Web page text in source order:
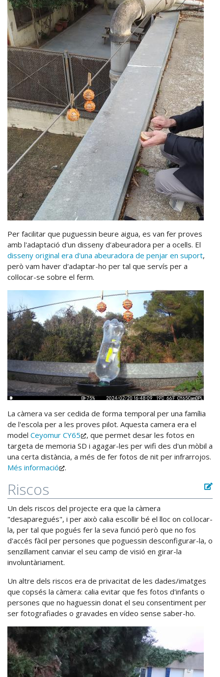
Per facilitar que puguessin beure aigua, es van fer proves
amb l'adaptació d'un disseny d'abeuradora per a ocells. El
disseny original era d'una abeuradora de penjar en suport,
però vam haver d'adaptar-ho per tal que servís per a
col·locar-se sobre el ferm.
La càmera va ser cedida de forma temporal per una família
de l'escola per a les proves pilot. Aquesta camera era el
model Ceyomur CY65
, que permet desar les fotos en
targeta de memoria SD i agagar-les per wifi des d'un mòbil a
una certa distància, a més de fer fotos de nit per infrarrojos.
Més informació
.
Riscos
Un dels riscos del projecte era que la càmera
"desaparegués", i per això calia escollir bé el lloc on col.locar-
la, per tal que pogués fer la seva funció però que no fos
d'accés fàcil per persones que poguessin desconfigurar-la, o
senzillament canviar el seu camp de visió en girar-la
involuntàriament.
Un altre dels riscos era de privacitat de les dades/imatges
que copsés la càmera: calia evitar que fes fotos d'infants o
persones que no haguessin donat el seu consentiment per
ser fotografiades o gravades en vídeo sense saber-ho.